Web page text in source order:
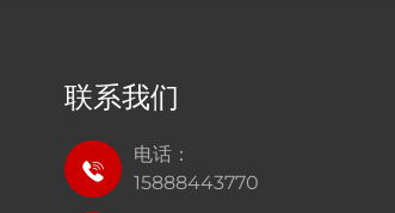
联系我们
电话：
15888443770